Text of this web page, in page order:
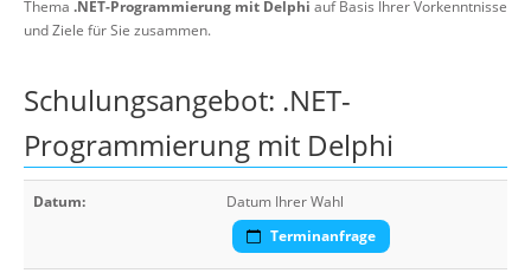
Thema .NET-Programmierung mit Delphi auf Basis Ihrer Vorkenntnisse
und Ziele für Sie zusammen.
Schulungsangebot: .NET-
Programmierung mit Delphi
Datum:
Datum Ihrer Wahl
Terminanfrage